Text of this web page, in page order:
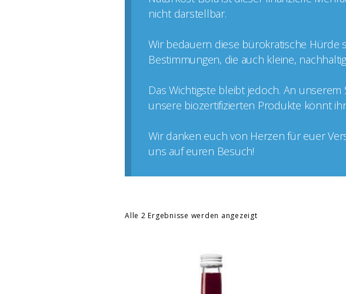
nicht darstellbar.
Wir bedauern diese bürokratische Hürde
Bestimmungen, die auch kleine,
Das Wichtigste bleibt jedoch. An
unsere biozertifizierten Produkte könnt
Wir danken euch von Herzen für euer
uns auf euren Besuch!
Alle 2 Ergebnisse werden angezeigt